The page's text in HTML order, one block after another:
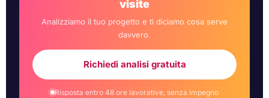
visite
Analizziamo il tuo progetto e ti diciamo cosa serve
davvero.
Richiedi analisi gratuita
Risposta entro 48 ore lavorative, senza impegno